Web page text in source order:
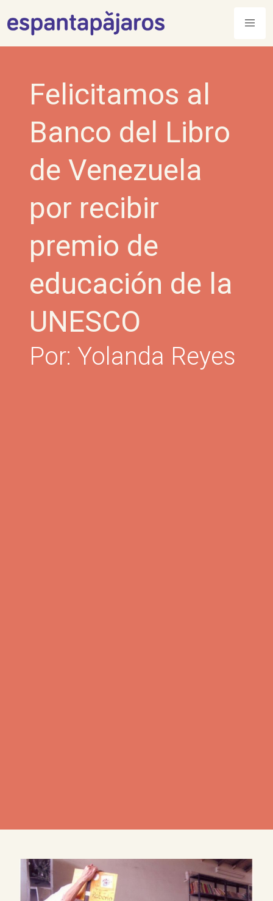
content
Felicitamos al
Banco del Libro
de Venezuela
por recibir
premio de
educación de la
UNESCO
Por: Yolanda Reyes